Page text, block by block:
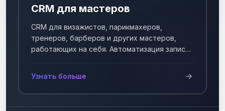
CRM для мастеров
CRM для визажистов, парикмахеров,
тренеров, барберов и других мастеров,
работающих на себя. Автоматизация записи
Узнать больше